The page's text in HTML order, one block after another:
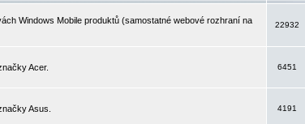
Windows Mobile produktů (samostatné webové rozhraní na
22932
Acer.
6451
Asus.
4191